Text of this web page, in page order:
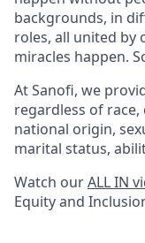
backgrounds, in
roles, all united by
miracles happen.
At Sanofi, we
regardless of race,
national origin,
marital status,
Watch ourALL IN
Equity and